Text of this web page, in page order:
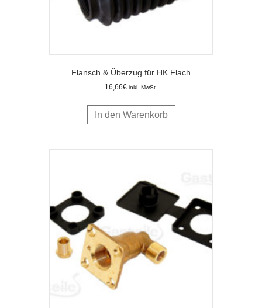
Flansch & Überzug für HK Flach
16,66€ inkl. MwSt.
In den Warenkorb